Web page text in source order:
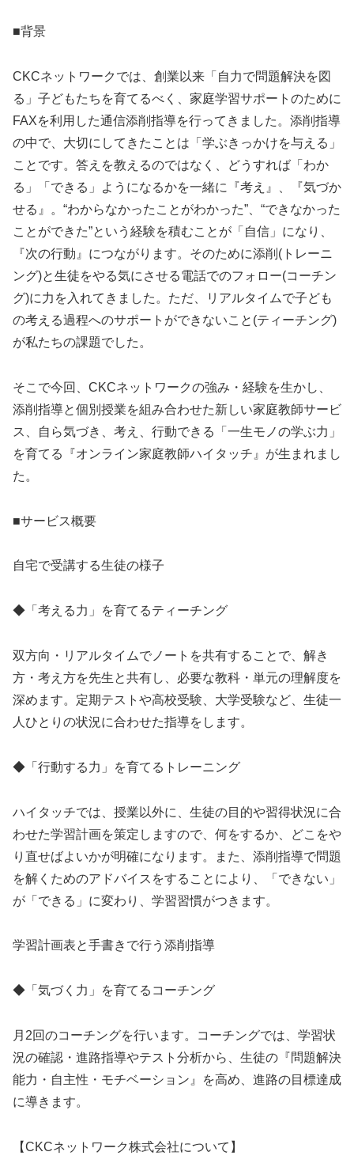
■背景
CKCネットワークでは、創業以来「自力で問題解決を図
る」子どもたちを育てるべく、家庭学習サポートのために
FAXを利用した通信添削指導を行ってきました。添削指導
の中で、大切にしてきたことは「学ぶきっかけを与える」
ことです。答えを教えるのではなく、どうすれば「わか
る」「できる」ようになるかを一緒に『考え』、『気づか
せる』。“わからなかったことがわかった”、“できなかった
ことができた”という経験を積むことが「自信」になり、
『次の行動』につながります。そのために添削(トレーニ
ング)と生徒をやる気にさせる電話でのフォロー(コーチン
グ)に力を入れてきました。ただ、リアルタイムで子ども
の考える過程へのサポートができないこと(ティーチング)
が私たちの課題でした。
そこで今回、CKCネットワークの強み・経験を生かし、
添削指導と個別授業を組み合わせた新しい家庭教師サービ
ス、自ら気づき、考え、行動できる「一生モノの学ぶ力」
を育てる『オンライン家庭教師ハイタッチ』が生まれまし
た。
■サービス概要
自宅で受講する生徒の様子
◆「考える力」を育てるティーチング
双方向・リアルタイムでノートを共有することで、解き
方・考え方を先生と共有し、必要な教科・単元の理解度を
深めます。定期テストや高校受験、大学受験など、生徒一
人ひとりの状況に合わせた指導をします。
◆「行動する力」を育てるトレーニング
ハイタッチでは、授業以外に、生徒の目的や習得状況に合
わせた学習計画を策定しますので、何をするか、どこをや
り直せばよいかが明確になります。また、添削指導で問題
を解くためのアドバイスをすることにより、「できない」
が「できる」に変わり、学習習慣がつきます。
学習計画表と手書きで行う添削指導
◆「気づく力」を育てるコーチング
月2回のコーチングを行います。コーチングでは、学習状
況の確認・進路指導やテスト分析から、生徒の『問題解決
能力・自主性・モチベーション』を高め、進路の目標達成
に導きます。
【CKCネットワーク株式会社について】